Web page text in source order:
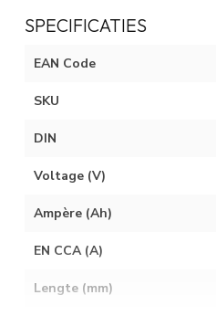
SPECIFICATIES
EAN Code
SKU
DIN
Voltage (V)
Ampère (Ah)
EN CCA (A)
Lengte (mm)